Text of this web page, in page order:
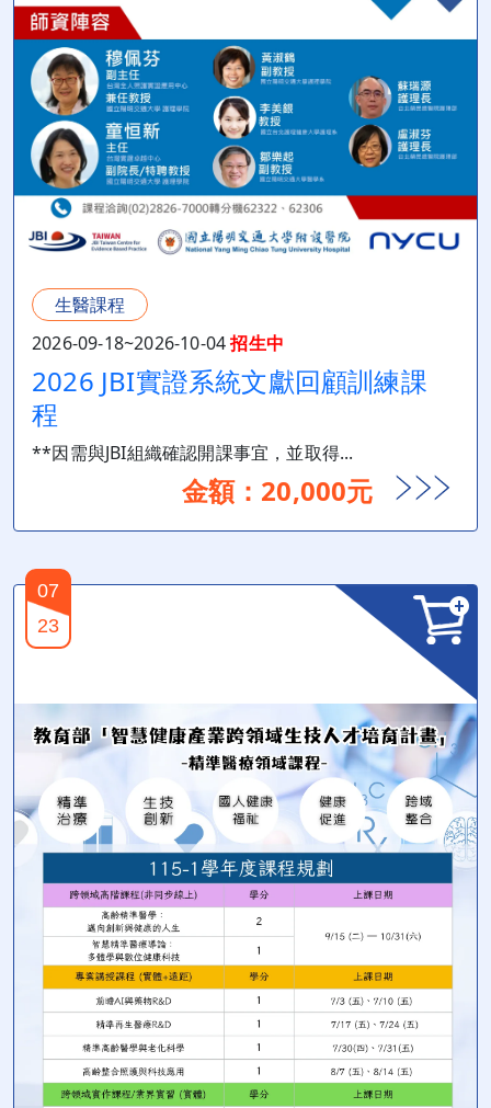
生醫課程
2026-09-18~2026-10-04招生中
2026 JBI實證系統文獻回顧訓練課
程
**因需與JBI組織確認開課事宜，並取得...
金額：20,000元
07
23